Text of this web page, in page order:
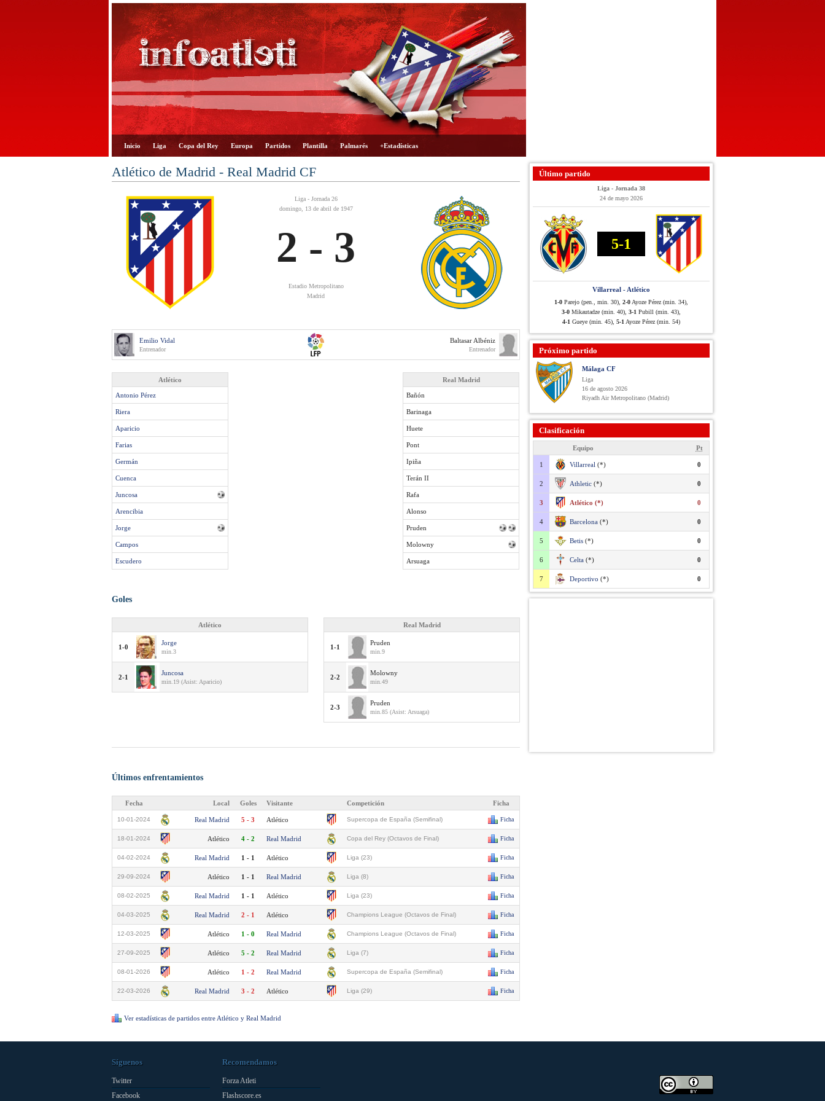
Inicio Liga Copa del Rey Europa Partidos Plantilla Palmarés +Estadísticas
Atlético de Madrid - Real Madrid CF
Liga - Jornada 26
domingo, 13 de abril de 1947
2 - 3
Estadio Metropolitano
Madrid
Emilio Vidal
Entrenador
Baltasar Albéniz
Entrenador
Atlético
Antonio Pérez
Riera
Aparicio
Farias
Germán
Cuenca
Juncosa
Arencibia
Jorge
Campos
Escudero
Real Madrid
Bañón
Barinaga
Huete
Pont
Ipiña
Terán II
Rafa
Alonso
Pruden
Molowny
Arsuaga
Goles
Atlético
1-0
Jorge
min.3
2-1
Juncosa
min.19 (Asist: Aparicio)
Real Madrid
1-1
Pruden
min.9
2-2
Molowny
min.49
2-3
Pruden
min.85 (Asist: Arsuaga)
Últimos enfrentamientos
Fecha Local Goles Visitante Competición Ficha
10-01-2024 Real Madrid 5 - 3 Atlético Supercopa de España (Semifinal) Ficha
18-01-2024 Atlético 4 - 2 Real Madrid Copa del Rey (Octavos de Final) Ficha
04-02-2024 Real Madrid 1 - 1 Atlético Liga (23) Ficha
29-09-2024 Atlético 1 - 1 Real Madrid Liga (8) Ficha
08-02-2025 Real Madrid 1 - 1 Atlético Liga (23) Ficha
04-03-2025 Real Madrid 2 - 1 Atlético Champions League (Octavos de Final) Ficha
12-03-2025 Atlético 1 - 0 Real Madrid Champions League (Octavos de Final) Ficha
27-09-2025 Atlético 5 - 2 Real Madrid Liga (7) Ficha
08-01-2026 Atlético 1 - 2 Real Madrid Supercopa de España (Semifinal) Ficha
22-03-2026 Real Madrid 3 - 2 Atlético Liga (29) Ficha
Ver estadísticas de partidos entre Atlético y Real Madrid
Último partido
Liga - Jornada 38
24 de mayo 2026
5-1
Villarreal - Atlético
1-0 Parejo (pen., min. 30), 2-0 Ayoze Pérez (min. 34),
3-0 Mikautadze (min. 40), 3-1 Pubill (min. 43),
4-1 Gueye (min. 45), 5-1 Ayoze Pérez (min. 54)
Próximo partido
Málaga CF
Liga
16 de agosto 2026
Riyadh Air Metropolitano (Madrid)
Clasificación
Equipo Pt
1 Villarreal (*) 0
2 Athletic (*) 0
3 Atlético (*) 0
4 Barcelona (*) 0
5 Betis (*) 0
6 Celta (*) 0
7 Deportivo (*) 0
Síguenos
Twitter
Facebook
Recomendamos
Forza Atleti
Flashscore.es